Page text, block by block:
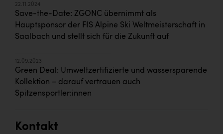
kunden basics
kontakt
22.11.2024
Save-the-Date: ZGONC übernimmt als
Hauptsponsor der FIS Alpine Ski Weltmeisterschaft in
Saalbach und stellt sich für die Zukunft auf
12.09.2023
Green Deal: Umweltzertifizierte und wassersparende
Kollektion – darauf vertrauen auch
Spitzensportler:innen
Kontakt